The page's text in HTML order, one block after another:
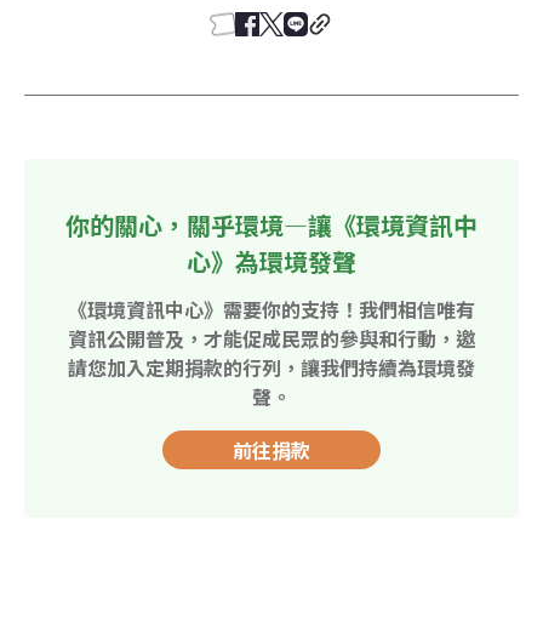
你的關心，關乎環境—讓《環境資訊中
心》為環境發聲
《環境資訊中心》需要你的支持！我們相信唯有
資訊公開普及，才能促成民眾的參與和行動，邀
請您加入定期捐款的行列，讓我們持續為環境發
聲。
前往捐款